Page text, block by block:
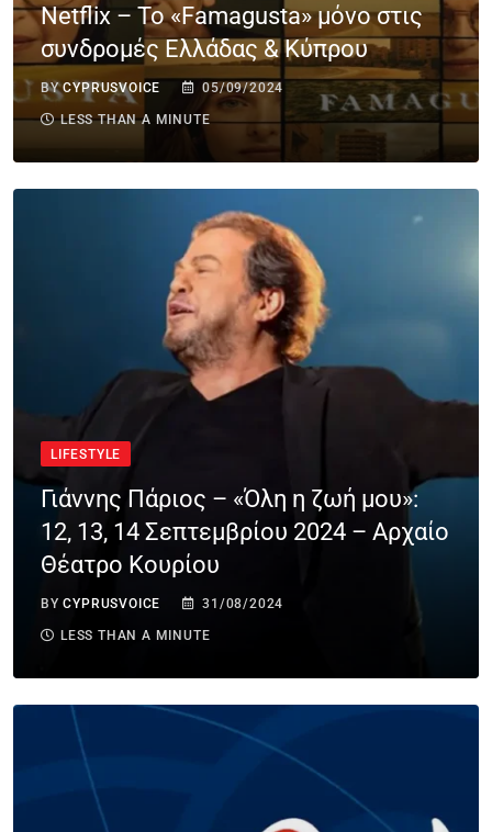
Netflix – Το «Famagusta» μόνο στις
συνδρομές Ελλάδας & Κύπρου
BYCYPRUSVOICE 05/09/2024
LESS THAN A MINUTE
LIFESTYLE
Γιάννης Πάριος – «Όλη η ζωή μου»:
12, 13, 14 Σεπτεμβρίου 2024 – Αρχαίο
Θέατρο Κουρίου
BYCYPRUSVOICE 31/08/2024
LESS THAN A MINUTE